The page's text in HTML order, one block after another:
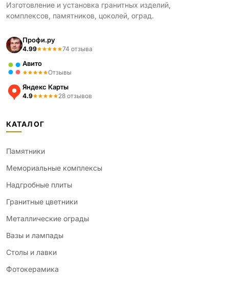
Изготовление и установка гранитных изделий,
комплексов, памятников, цоколей, оград.
Профи.ру
4.99 74 отзыва
Авито
Отзывы
Яндекс Карты
4.9 28 отзывов
КАТАЛОГ
Памятники
Мемориальные комплексы
Надгробные плиты
Гранитные цветники
Металлические ограды
Вазы и лампады
Столы и лавки
Фотокерамика